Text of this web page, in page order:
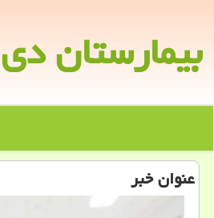
بیمارستان دی
عنوان خبر